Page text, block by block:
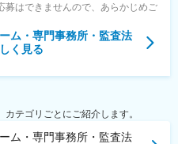
募はできませんので、あらかじめご
ム・専門事務所・監査法
く見る
テゴリごとにご紹介します。
ム・専門事務所・監査法